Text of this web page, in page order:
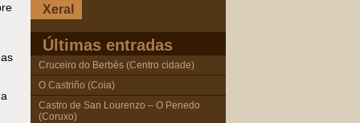
Xeral
Últimas entradas
Cruceiro do Berbés (Centro cidade)
O Castriño (Coia)
Castro de San Lourenzo – O Penedo
(Coruxo)